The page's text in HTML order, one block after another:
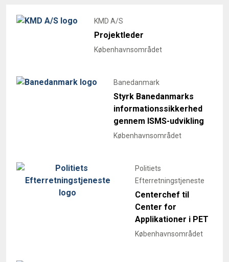
KMD A/S
Projektleder
Københavnsområdet
Banedanmark
Styrk Banedanmarks
informationssikkerhed
gennem ISMS-udvikling
Københavnsområdet
Politiets
Efterretningstjeneste
Centerchef til
Center for
Applikationer i PET
Københavnsområdet